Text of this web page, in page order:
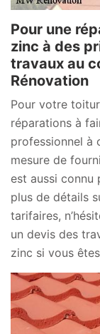
Pour une
zinc à des
travaux au
Rénovation
Pour votre
réparations à
professionnel à
mesure de
est aussi connu
plus de détails
tarifaires,
un devis des
zinc si vous